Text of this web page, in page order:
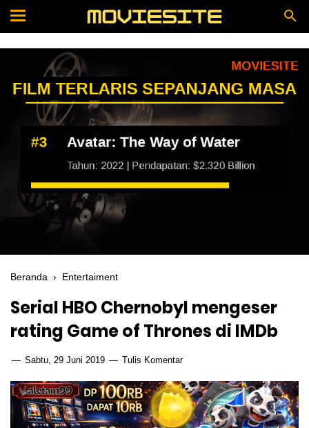
Beranda › Entertaiment
Serial HBO Chernobyl mengeser
rating Game of Thrones di IMDb
Sabtu, 29 Juni 2019 Tulis Komentar